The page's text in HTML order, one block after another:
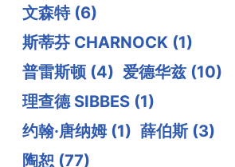
文森特 (6)
斯蒂芬 CHARNOCK (1)
普雷斯顿 (4) 爱德华兹 (10)
理查德 SIBBES (1)
约翰·唐纳姆 (1) 薛伯斯 (3)
陶恕 (77)